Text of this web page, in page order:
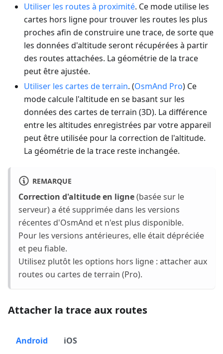
Utiliser les routes à proximité. Ce mode utilise les
cartes hors ligne pour trouver les routes les plus
proches afin de construire une trace, de sorte que
les données d'altitude seront récupérées à partir
des routes attachées. La géométrie de la trace
peut être ajustée.
Utiliser les cartes de terrain. (OsmAnd Pro) Ce
mode calcule l'altitude en se basant sur les
données des cartes de terrain (3D). La différence
entre les altitudes enregistrées par votre appareil
peut être utilisée pour la correction de l'altitude.
La géométrie de la trace reste inchangée.
REMARQUE
Correction d'altitude en ligne(basée sur le
serveur) a été supprimée dans les versions
récentes d'OsmAnd et n'est plus disponible.
Pour les versions antérieures, elle était dépréciée
et peu fiable.
Utilisez plutôt les options hors ligne : attacher aux
routes ou cartes de terrain (Pro).
Attacher la trace aux routes
Android iOS